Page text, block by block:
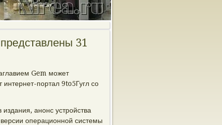
31
Gem может
портал 9to5Гугл со
анонс устройства
операционной системы